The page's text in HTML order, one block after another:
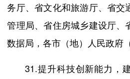
务厅、省文化和旅游厅、省交
管理局、省住房城乡建设厅、
数据局，各市（地）人民政府
31.提升科技创新能力，